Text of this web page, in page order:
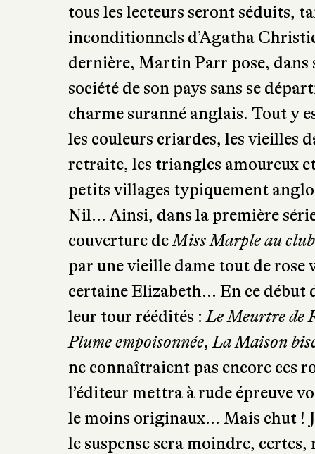
tous les lecteurs seront séduits,
inconditionnels d’Agatha
dernière, Martin Parr pose, dans
société de son pays sans se
charme suranné anglais. Tout y
les couleurs criardes, les vieilles
retraite, les triangles amoureux
petits villages typiquement
Nil… Ainsi, dans la première
couverture deMiss Marple au
par une vieille dame tout de rose
certaine Elizabeth… En ce début
leur tour réédités :Le Meurtre de
Plume empoisonnée,La Maison
ne connaîtraient pas encore ces
l’éditeur mettra à rude épreuve
le moins originaux… Mais chut !
le suspense sera moindre,